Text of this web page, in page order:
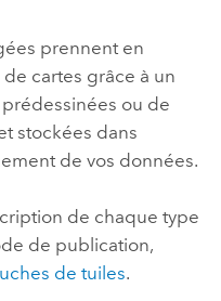
prennent en
cartes grâce à un
ou de
stockées dans
de vos données.
de chaque type
de publication,
de tuiles.